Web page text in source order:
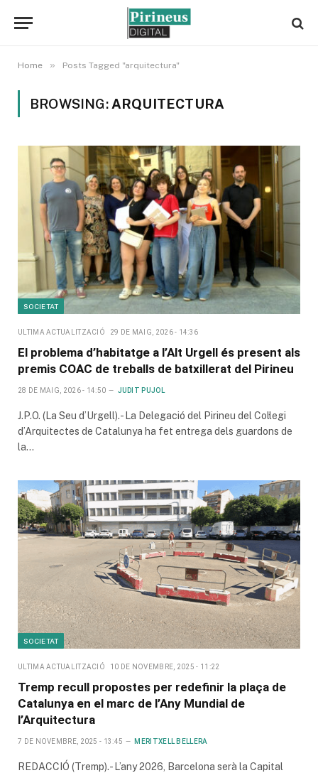
Home » Posts Tagged "arquitectura"
BROWSING: ARQUITECTURA
SOCIETAT
ULTIMA ACTUALITZACIÓ 29 DE MAIG, 2026 - 14:36
El problema d’habitatge a l’Alt Urgell és present als
premis COAC de treballs de batxillerat del Pirineu
28 DE MAIG, 2026 - 14:50 JUDIT PUJOL
J.P.O. (La Seu d’Urgell).- La Delegació del Pirineu del Col·legi
d’Arquitectes de Catalunya ha fet entrega dels guardons de
la…
SOCIETAT
ULTIMA ACTUALITZACIÓ 10 DE NOVEMBRE, 2025 - 11:22
Tremp recull propostes per redefinir la plaça de
Catalunya en el marc de l’Any Mundial de
l’Arquitectura
7 DE NOVEMBRE, 2025 - 13:45 MERITXELL BELLERA
REDACCIÓ (Tremp).- L’any 2026, Barcelona serà la Capital